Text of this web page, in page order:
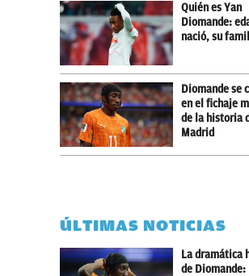
Quién es Yan
Diomande:
nació, su
Diomande se
en el fichaje
de la historia
Madrid
ÚLTIMAS NOTICIAS
La dramática
de Diomande: